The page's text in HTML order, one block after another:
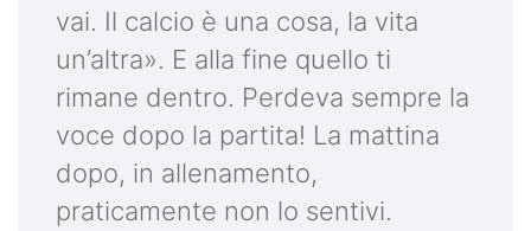
vai. Il calcio è una cosa, la vita
un’altra». E alla fine quello ti
rimane dentro. Perdeva sempre la
voce dopo la partita! La mattina
dopo, in allenamento,
praticamente non lo sentivi.